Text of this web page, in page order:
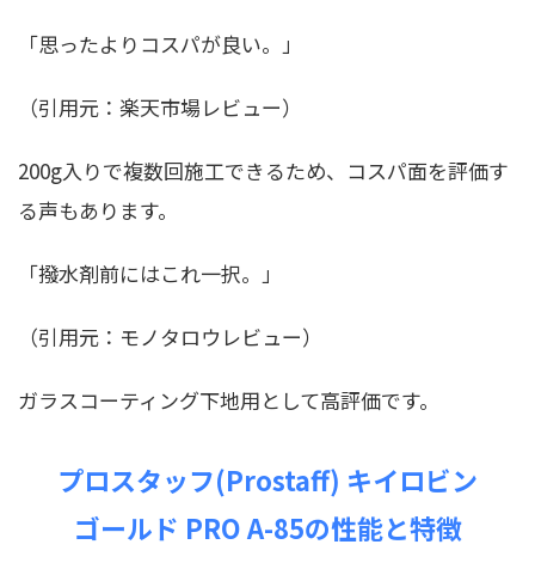
「思ったよりコスパが良い。」
（引用元：楽天市場レビュー）
200g入りで複数回施工できるため、コスパ面を評価す
る声もあります。
「撥水剤前にはこれ一択。」
（引用元：モノタロウレビュー）
ガラスコーティング下地用として高評価です。
プロスタッフ(Prostaff) キイロビン
ゴールド PRO A-85の性能と特徴